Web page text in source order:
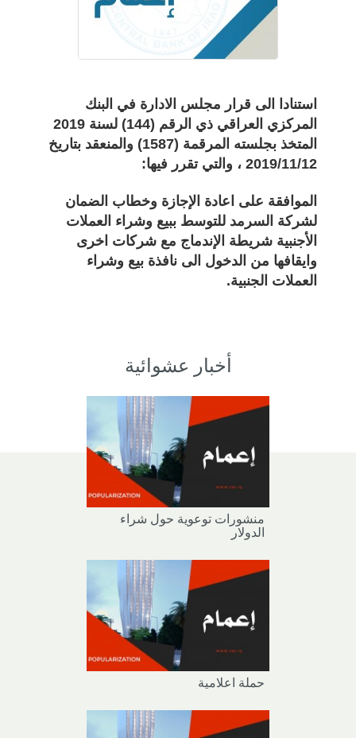
استنادا الى قرار مجلس الادارة في البنك
المركزي العراقي ذي الرقم (144) لسنة 2019
المتخذ بجلسته المرقمة (1587) والمنعقد بتاريخ
2019/11/12 ، والتي تقرر فيها:
الموافقة على اعادة الإجازة وخطاب الضمان
لشركة السرمد للتوسط ببيع وشراء العملات
الأجنبية شريطة الإندماج مع شركات اخرى
وايقافها من الدخول الى نافذة بيع وشراء
العملات الجنبية.
أخبار عشوائية
منشورات توعوية حول شراء
الدولار
حملة اعلامية